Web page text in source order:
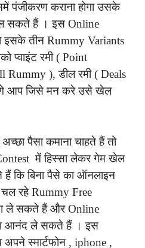
पंजीकरण कराना होगा उसके
सकते हैं । इस Online
तीन Rummy Variants
प्वाइंट रमी ( Point
Rummy ), डील रमी ( Deals
आप जिसे मन करे उसे खेल
पैसा कमाना चाहते हैं तो
में हिस्सा लेकर गेम खेल
कि बिना पैसे का ऑनलाइन
रहे Rummy Free
ले सकते हैं और Online
आनंद ले सकते हैं । इस
स्मार्टफोन , iphone ,